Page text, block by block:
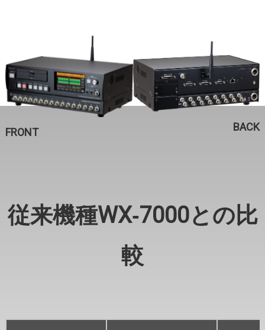
FRONT BACK
従来機種WX‐7000との⽐
較